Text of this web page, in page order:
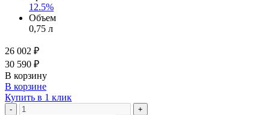
12.5%
Объем
0,75 л
26 002 ₽
30 590 ₽
В корзину
В корзине
Купить в 1 клик
- +